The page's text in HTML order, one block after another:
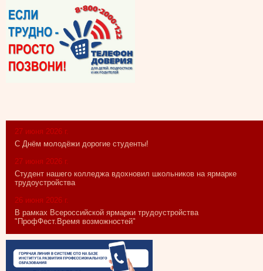
27 июня 2026 г.
С Днём молодёжи дорогие студенты!
27 июня 2026 г.
Студент нашего колледжа вдохновил школьников на ярмарке
трудоустройства
26 июня 2026 г.
В рамках Всероссийской ярмарки трудоустройства
"ПрофФест.Время возможностей"